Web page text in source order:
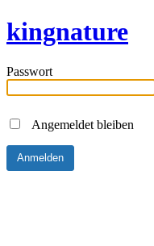
kingnature
Passwort
Angemeldet bleiben